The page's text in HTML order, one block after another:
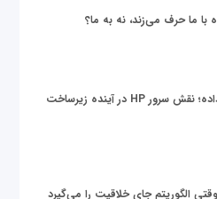
با ما حرف می‌زند، نه به ما؟
زیر پوست دنیای داده؛ نقش سرور HP در آینده زیرساخت
الگوریتم جای خلاقیت را می‌گیرد